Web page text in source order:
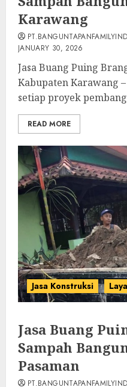
Karawang
JANUARY 30, 2026
Jasa Buang Puing
Kabupaten Karawang
setiap proyek
READ MORE
Jasa Konstruksi
Jasa Buang
Sampah
Pasaman